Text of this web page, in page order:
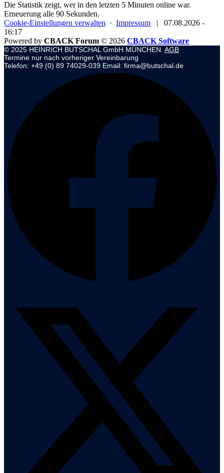
Die Statistik zeigt, wer in den letzten 5 Minuten online war.
Erneuerung alle 90 Sekunden.
Cookie-Einstellungen verwalten · Impressum |
07.08.2026 -
16:17
Powered by CBACK Forum © 2026 CBACK Software
© 2025 HEINRICH BUTSCHAL GmbH MÜNCHEN. AGB
Termine nur nach vorheriger Vereinbarung
Telefon: +49 (0) 89 74029-039 Email: firma@butschal.de